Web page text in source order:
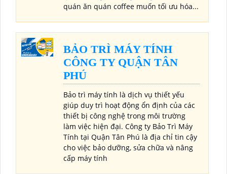
quán ăn quán coffee muốn tối ưu hóa...
BẢO TRÌ MÁY TÍNH
CÔNG TY QUẬN TÂN
PHÚ
Bảo trì máy tính là dịch vụ thiết yếu
giúp duy trì hoạt động ổn định của các
thiết bị công nghệ trong môi trường
làm việc hiện đại. Công ty Bảo Trì Máy
Tính tại Quận Tân Phú là địa chỉ tin cậy
cho việc bảo dưỡng, sửa chữa và nâng
cấp máy tính